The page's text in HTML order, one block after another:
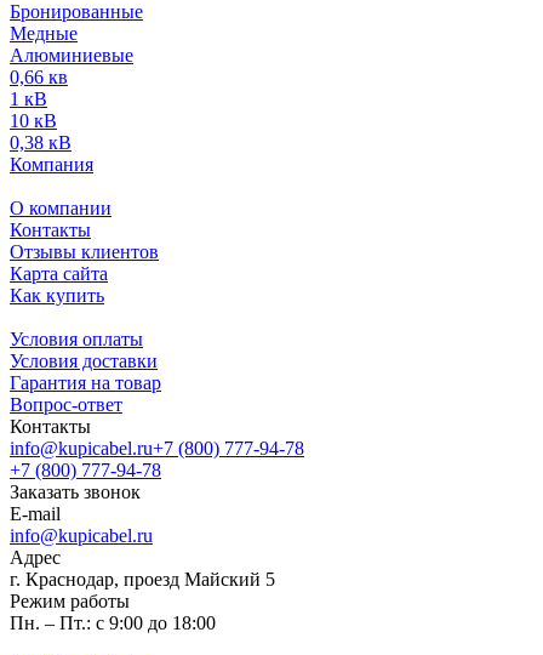
Бронированные
Медные
Алюминиевые
0,66 кв
1 кВ
10 кВ
0,38 кВ
Компания
О компании
Контакты
Отзывы клиентов
Карта сайта
Как купить
Условия оплаты
Условия доставки
Гарантия на товар
Вопрос-ответ
Контакты
info@kupicabel.ru+7 (800) 777-94-78
+7 (800) 777-94-78
Заказать звонок
E-mail
info@kupicabel.ru
Адрес
г. Краснодар, проезд Майский 5
Режим работы
Пн. – Пт.: с 9:00 до 18:00